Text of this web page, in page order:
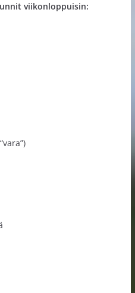
viikonloppuisin: